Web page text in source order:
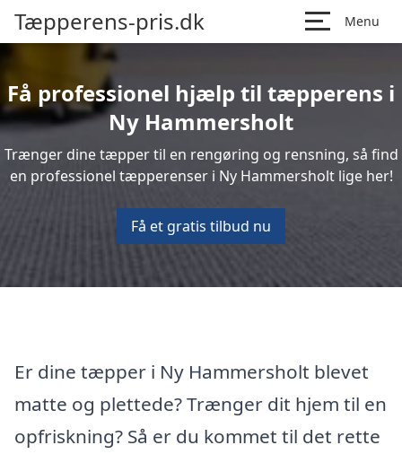
Tæpperens-pris.dk Menu
Få professionel hjælp til tæpperens i
Ny Hammersholt
Trænger dine tæpper til en rengøring og rensning, så find
en professionel tæpperenser i Ny Hammersholt lige her!
Få et gratis tilbud nu
Er dine tæpper i Ny Hammersholt blevet
matte og plettede? Trænger dit hjem til en
opfriskning? Så er du kommet til det rette